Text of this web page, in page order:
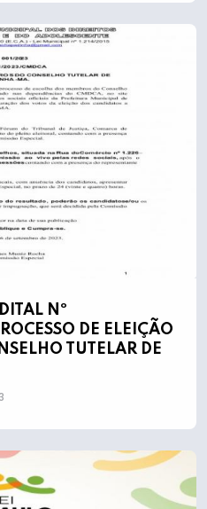
Nº
DE ELEIÇÃO
TUTELAR DE